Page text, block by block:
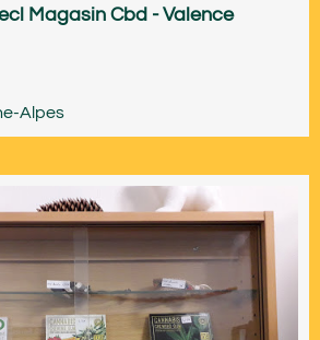
Magasin Cbd - Valence
Alpes